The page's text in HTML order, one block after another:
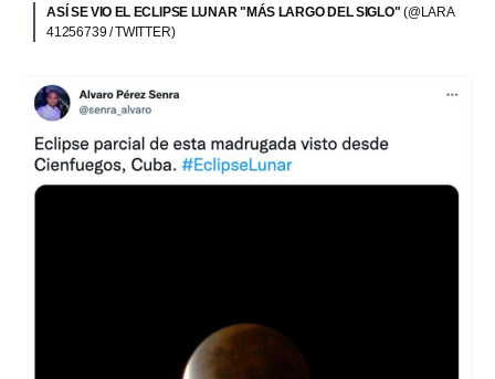
ASÍ SE VIO EL ECLIPSE LUNAR "MÁS LARGO DEL SIGLO" (@LARA
41256739 / TWITTER)